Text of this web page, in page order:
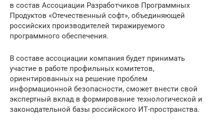
в состав Ассоциации Разработчиков Программных
Продуктов «Отечественный софт», объединяющей
российских производителей тиражируемого
программного обеспечения.
В составе ассоциации компания будет принимать
участие в работе профильных комитетов,
ориентированных на решение проблем
информационной безопасности, сможет внести свой
экспертный вклад в формирование технологической и
законодательной базы российского ИТ-пространства.